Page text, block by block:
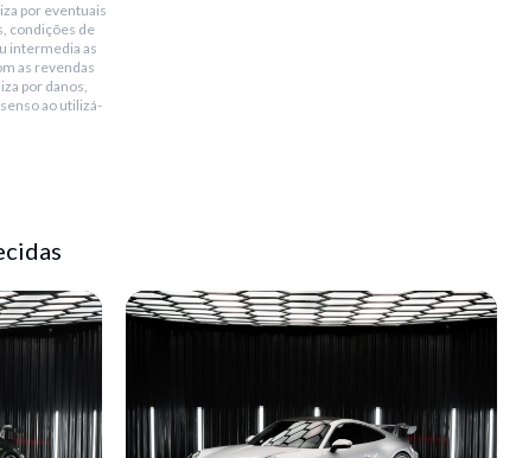
por eventuais
condições de
intermedia as
as revendas
por danos,
ao utilizá-